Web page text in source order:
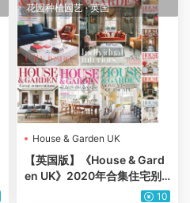
花园种植园艺·英国
House & Garden UK
【英国版】《House & Gard
en UK》2020年合集住宅别
墅室内软装花园庭院设计杂志
10